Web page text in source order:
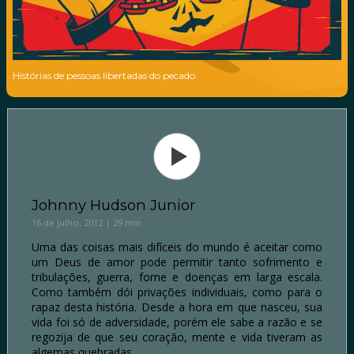
Histórias de pessoas libertadas do pecado.
Johnny Hudson Junior
16 de julho, 2012 | 29 min
Uma das coisas mais difíceis do mundo é aceitar como
um Deus de amor pode permitir tanto sofrimento e
tribulações, guerra, fome e doenças em larga escala.
Como também dói privações individuais, como para o
rapaz desta história. Desde a hora em que nasceu, sua
vida foi só de adversidade, porém ele sabe a razão e se
regozija de que seu coração, mente e vida tiveram as